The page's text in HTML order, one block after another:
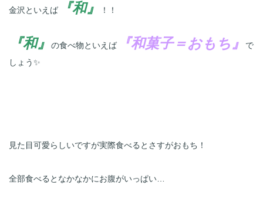
金沢といえば 『和』 ！！
『和』 の食べ物といえば 『和菓子＝おもち』
で
しょう✨
見た目可愛らしいですが実際食べるとさすがおもち！
全部食べるとなかなかにお腹がいっぱい…